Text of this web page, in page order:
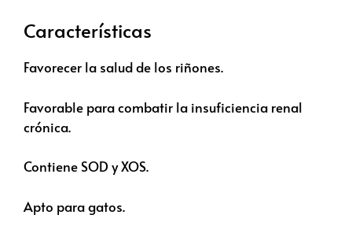
Características
Favorecer la salud de los riñones.
Favorable para combatir la insuficiencia renal
crónica.
Contiene SOD y XOS.
Apto para gatos.